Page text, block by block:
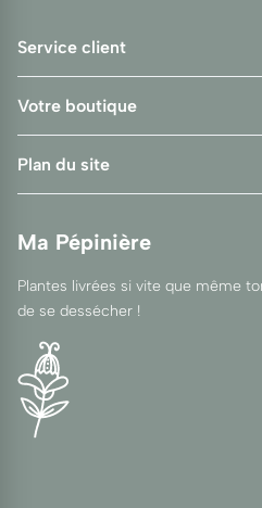
Service client
Votre boutique
Plan du site
Ma Pépinière
Plantes livrées si vite que même
de se dessécher !